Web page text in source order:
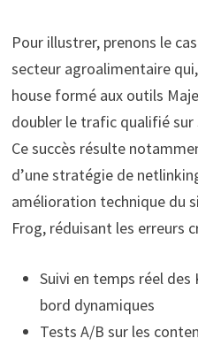
Pour illustrer, prenons le
secteur agroalimentaire
house formé aux outils
doubler le trafic qualifié sur
Ce succès résulte
d’une stratégie de
amélioration technique du
Frog, réduisant les erreurs
Suivi en temps réel des
bord dynamiques
Tests A/B sur les